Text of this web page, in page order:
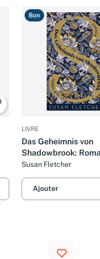
Bon
LIVRE
Das Geheimnis von
Shadowbrook:
taschenbuch)
Susan Fletcher
Ajouter